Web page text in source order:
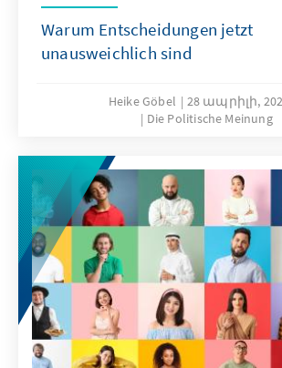
Warum Entscheidungen jetzt
unausweichlich sind
Heike Göbel
28 ապրիլի,
Die Politische Meinung